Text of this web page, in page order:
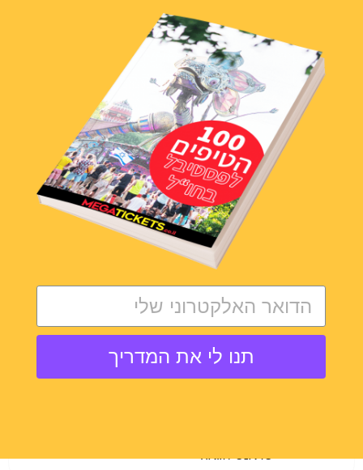
Burning Man
אוגוסט 2026
Black Rock Desert, NV, USA
לעוד פרטים
פסטיבל ברנינג מן
יש צורך בויזה
תנו לי את המדריך